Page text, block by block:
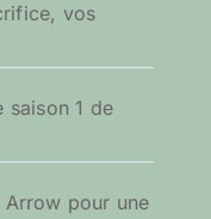
vos
saison 1 de
pour une